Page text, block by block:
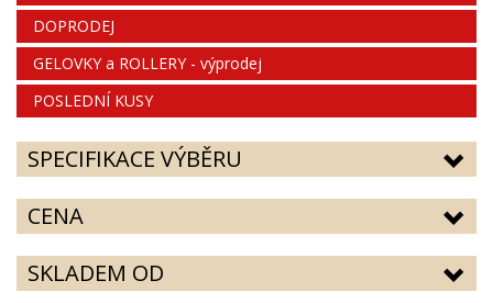
DOPRODEJ
GELOVKY a ROLLERY - výprodej
POSLEDNÍ KUSY
SPECIFIKACE VÝBĚRU
CENA
SKLADEM OD